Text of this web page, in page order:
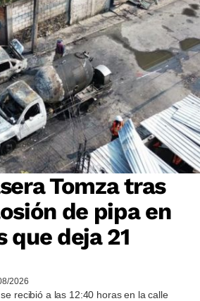
Tomza tras
de pipa en
que deja 21
2026
recibió a las 12:40 horas en la calle